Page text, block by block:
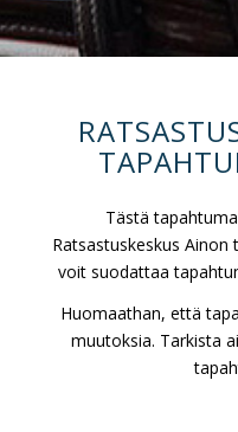
Tästä
Ratsastuskeskus
voit suodattaa
Huomaathan, että
muutoksia. Tarkista